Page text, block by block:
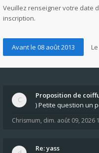
Veuillez renseigner votre date
inscription.
Proposition de
) Petite question un
Chrismum, dim. août 09, 2026
Re: yass